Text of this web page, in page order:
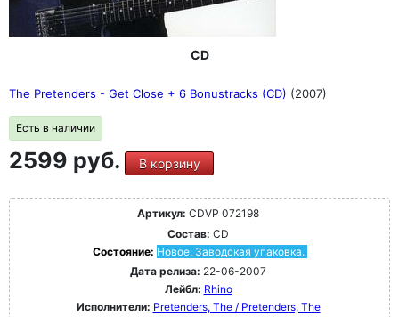
CD
The Pretenders - Get Close + 6 Bonustracks (CD) (2007)
Есть в наличии
2599 руб. В корзину
Артикул: CDVP 072198
Состав: CD
Состояние: Новое. Заводская упаковка.
Дата релиза: 22-06-2007
Лейбл: Rhino
Исполнители: Pretenders, The / Pretenders, The